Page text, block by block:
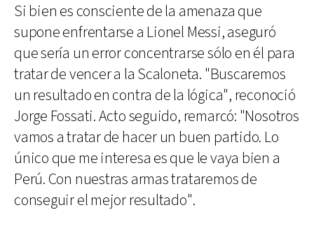
Si bien es consciente de la amenaza que
supone enfrentarse a Lionel Messi, aseguró
que sería un error concentrarse sólo en él para
tratar de vencer a la Scaloneta. "Buscaremos
un resultado en contra de la lógica", reconoció
Jorge Fossati. Acto seguido, remarcó: "Nosotros
vamos a tratar de hacer un buen partido. Lo
único que me interesa es que le vaya bien a
Perú. Con nuestras armas trataremos de
conseguir el mejor resultado".